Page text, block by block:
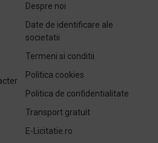
Despre noi
Date de identificare ale
societatii
Termeni si conditii
Politica cookies
Politica de confidentialitate
Transport gratuit
E-Licitatie.ro